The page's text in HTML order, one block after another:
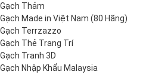
Gạch Thảm
Gạch Made in Việt Nam (80 Hãng)
Gạch Terrzazzo
Gạch Thẻ Trang Trí
Gạch Tranh 3D
Gạch Nhập Khẩu Malaysia